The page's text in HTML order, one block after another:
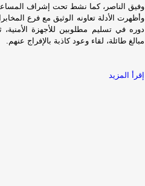
وفيق الناصر، كما نشط تحت إشراف
وأظهرت الأدلة تعاونه الوثيق مع فرع
دوره في تسليم مطلوبين للأجهزة
مبالغ طائلة، لقاء وعود كاذبة بالإفراج عنهم.
إقرأ المزيد